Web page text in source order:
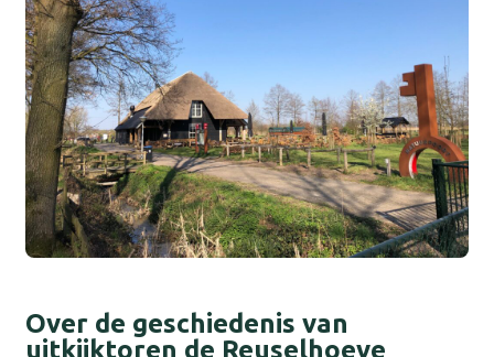
Over de geschiedenis van
uitkijktoren de Reuselhoeve